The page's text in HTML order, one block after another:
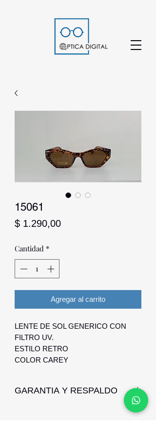
15061
$ 1.290,00Precio
Cantidad *
Agregar al carrito
LENTE DE SOL GENERICO CON
FILTRO UV.
ESTILO RETRO
COLOR CAREY
GARANTIA Y RESPALDO
GARANTIA DE 1 MES YA QUE SON